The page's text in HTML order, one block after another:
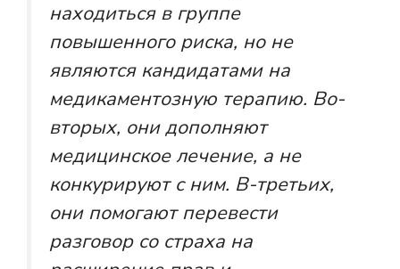
находиться в группе
повышенного риска, но не
являются кандидатами на
медикаментозную терапию. Во-
вторых, они дополняют
медицинское лечение, а не
конкурируют с ним. В-третьих,
они помогают перевести
разговор со страха на